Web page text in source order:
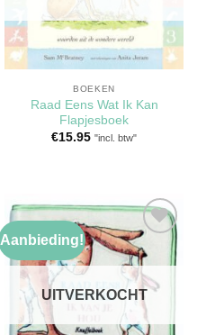
BOEKEN
Raad Eens Wat Ik Kan
Flapjesboek
€15.95 "incl. btw"
Aanbieding!
Toevoegen
aan
verlanglijst
UITVERKOCHT